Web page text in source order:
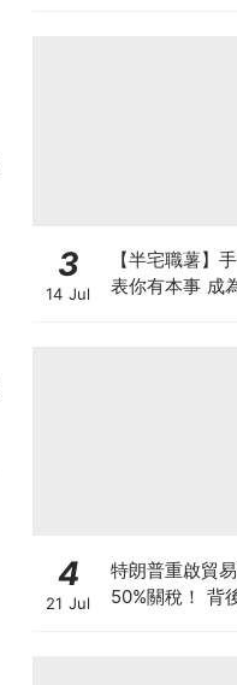
3
14 Jul
【半宅職薯】
表你有本事 成
4
21 Jul
特朗普重啟貿
50%關稅！ 背